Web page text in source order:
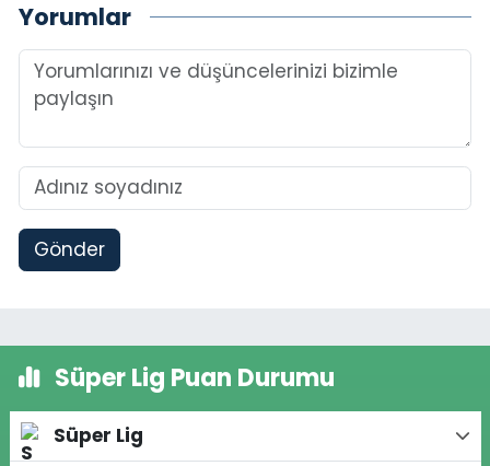
Yorumlar
Gönder
Süper Lig Puan Durumu
Süper Lig